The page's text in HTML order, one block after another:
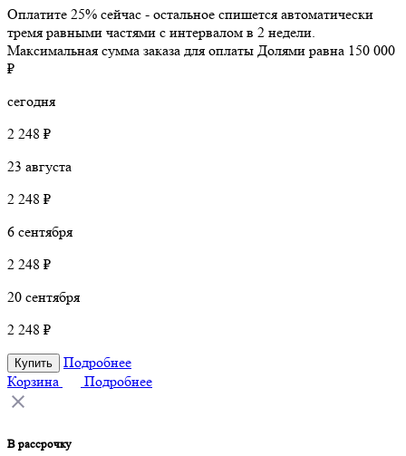
Оплатите 25% сейчас - остальное спишется автоматически
тремя равными частями с интервалом в 2 недели.
Максимальная сумма заказа для оплаты Долями равна 150 000
₽
сегодня
2 248 ₽
23 августа
2 248 ₽
6 сентября
2 248 ₽
20 сентября
2 248 ₽
Купить
Подробнее
Корзина
Подробнее
В рассрочку